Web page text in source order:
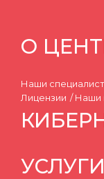
О
Наши
Лицензии
Наши
УСЛУГИ